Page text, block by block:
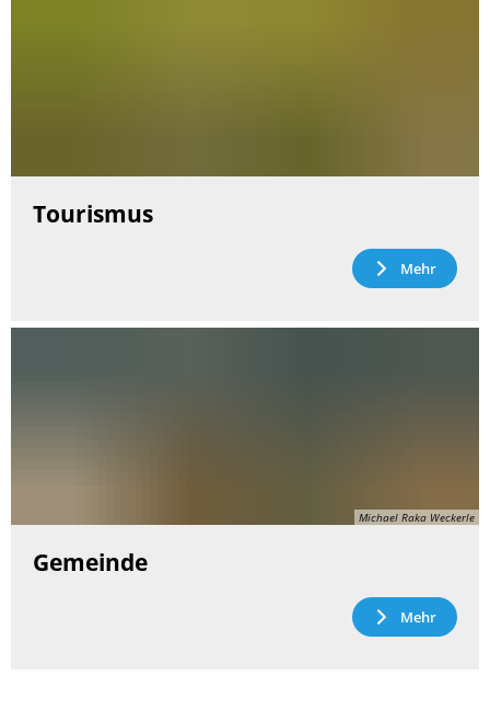
Tourismus
Mehr
Michael Raka Weckerle
Gemeinde
Mehr